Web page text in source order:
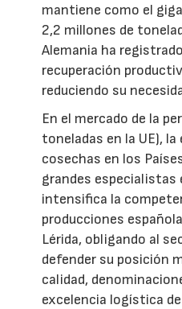
mantiene como el
2,2 millones de
Alemania ha
recuperación
reduciendo su
En el mercado de la
toneladas en la UE),
cosechas en los
grandes
intensifica la
producciones
Lérida, obligando al
defender su posición
calidad,
excelencia logística